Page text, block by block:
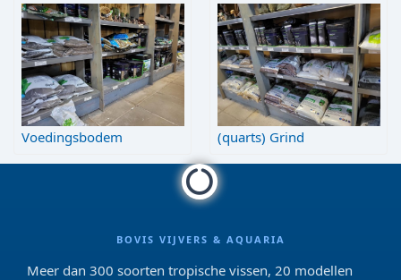
Voedingsbodem (quarts) Grind
BOVIS VIJVERS & AQUARIA
Meer dan 300 soorten tropische vissen, 20 modellen